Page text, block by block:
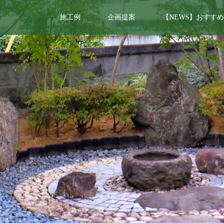
施工例 企画提案 【NEWS】おすすめ